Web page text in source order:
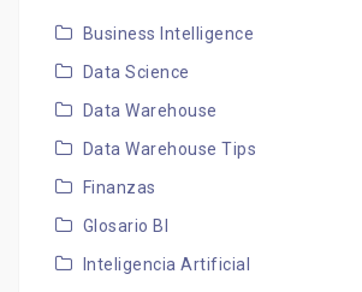
Business Intelligence
Data Science
Data Warehouse
Data Warehouse Tips
Finanzas
Glosario BI
Inteligencia Artificial